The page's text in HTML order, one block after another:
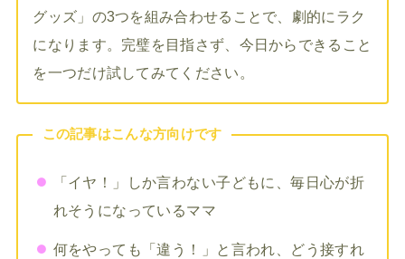
グッズ」の3つを組み合わせることで、劇的にラク
になります。完璧を目指さず、今日からできること
を一つだけ試してみてください。
この記事はこんな方向けです
「イヤ！」しか言わない子どもに、毎日心が折
れそうになっているママ
何をやっても「違う！」と言われ、どう接すれ